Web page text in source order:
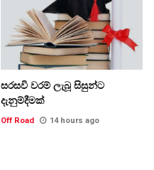
සරසවි වරම් ලැබූ සිසුන්ට
දැනුම්දීමක්
Off Road 14 hours ago